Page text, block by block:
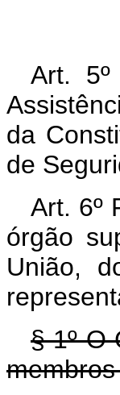
Art.
da
de
Art. 6º
órgão
União,
§ 1º O